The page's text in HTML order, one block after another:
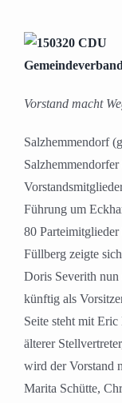
Vorstand macht
Salzhemmendorf
Führung um
80
Füllberg zeigte
Doris Severith nun
künftig als
Seite steht mit
älterer
wird der Vorstand
Marita Schütte,